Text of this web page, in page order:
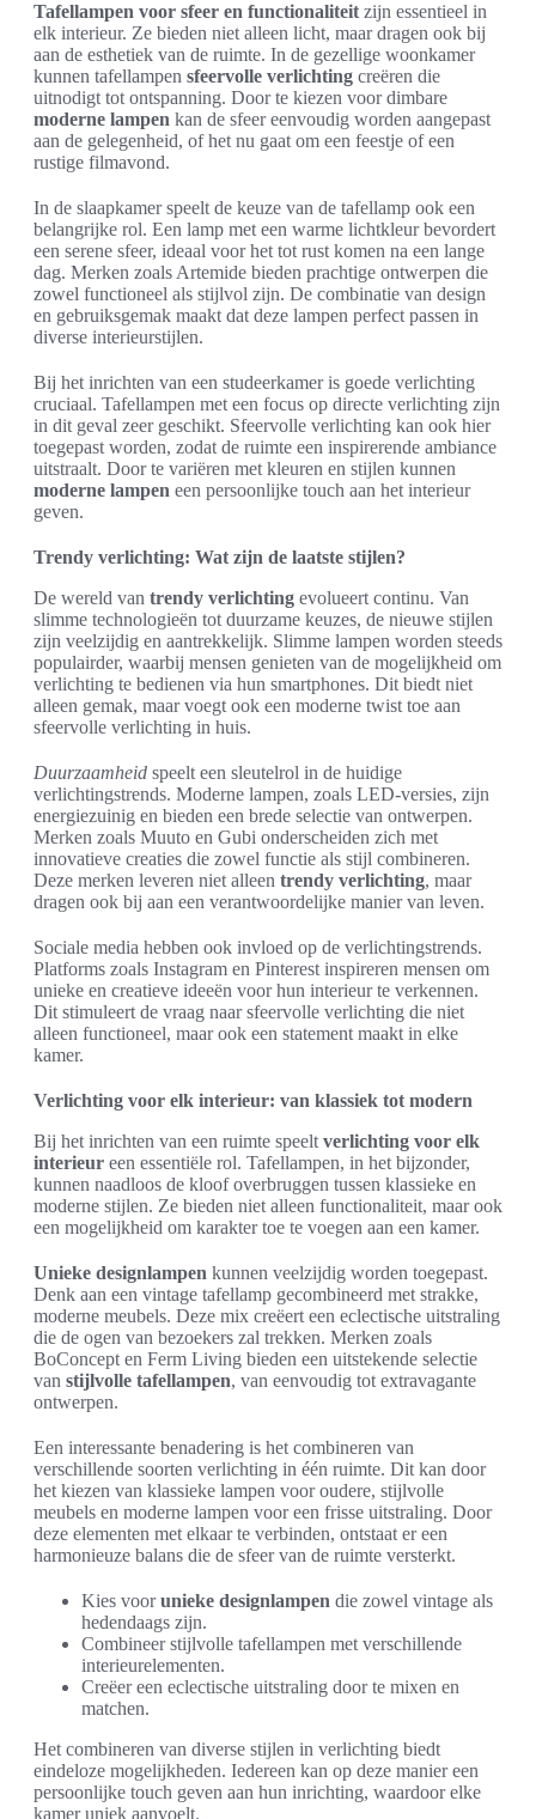
Tafellampen voor sfeer en functionaliteit zijn essentieel in
elk interieur. Ze bieden niet alleen licht, maar dragen ook bij
aan de esthetiek van de ruimte. In de gezellige woonkamer
kunnen tafellampen sfeervolle verlichting creëren die
uitnodigt tot ontspanning. Door te kiezen voor dimbare
moderne lampen kan de sfeer eenvoudig worden aangepast
aan de gelegenheid, of het nu gaat om een feestje of een
rustige filmavond.
In de slaapkamer speelt de keuze van de tafellamp ook een
belangrijke rol. Een lamp met een warme lichtkleur bevordert
een serene sfeer, ideaal voor het tot rust komen na een lange
dag. Merken zoals Artemide bieden prachtige ontwerpen die
zowel functioneel als stijlvol zijn. De combinatie van design
en gebruiksgemak maakt dat deze lampen perfect passen in
diverse interieurstijlen.
Bij het inrichten van een studeerkamer is goede verlichting
cruciaal. Tafellampen met een focus op directe verlichting zijn
in dit geval zeer geschikt. Sfeervolle verlichting kan ook hier
toegepast worden, zodat de ruimte een inspirerende ambiance
uitstraalt. Door te variëren met kleuren en stijlen kunnen
moderne lampen een persoonlijke touch aan het interieur
geven.
Trendy verlichting: Wat zijn de laatste stijlen?
De wereld van trendy verlichting evolueert continu. Van
slimme technologieën tot duurzame keuzes, de nieuwe stijlen
zijn veelzijdig en aantrekkelijk. Slimme lampen worden steeds
populairder, waarbij mensen genieten van de mogelijkheid om
verlichting te bedienen via hun smartphones. Dit biedt niet
alleen gemak, maar voegt ook een moderne twist toe aan
sfeervolle verlichting in huis.
Duurzaamheid speelt een sleutelrol in de huidige
verlichtingstrends. Moderne lampen, zoals LED-versies, zijn
energiezuinig en bieden een brede selectie van ontwerpen.
Merken zoals Muuto en Gubi onderscheiden zich met
innovatieve creaties die zowel functie als stijl combineren.
Deze merken leveren niet alleen trendy verlichting, maar
dragen ook bij aan een verantwoordelijke manier van leven.
Sociale media hebben ook invloed op de verlichtingstrends.
Platforms zoals Instagram en Pinterest inspireren mensen om
unieke en creatieve ideeën voor hun interieur te verkennen.
Dit stimuleert de vraag naar sfeervolle verlichting die niet
alleen functioneel, maar ook een statement maakt in elke
kamer.
Verlichting voor elk interieur: van klassiek tot modern
Bij het inrichten van een ruimte speelt verlichting voor elk
interieur een essentiële rol. Tafellampen, in het bijzonder,
kunnen naadloos de kloof overbruggen tussen klassieke en
moderne stijlen. Ze bieden niet alleen functionaliteit, maar ook
een mogelijkheid om karakter toe te voegen aan een kamer.
Unieke designlampen kunnen veelzijdig worden toegepast.
Denk aan een vintage tafellamp gecombineerd met strakke,
moderne meubels. Deze mix creëert een eclectische uitstraling
die de ogen van bezoekers zal trekken. Merken zoals
BoConcept en Ferm Living bieden een uitstekende selectie
van stijlvolle tafellampen, van eenvoudig tot extravagante
ontwerpen.
Een interessante benadering is het combineren van
verschillende soorten verlichting in één ruimte. Dit kan door
het kiezen van klassieke lampen voor oudere, stijlvolle
meubels en moderne lampen voor een frisse uitstraling. Door
deze elementen met elkaar te verbinden, ontstaat er een
harmonieuze balans die de sfeer van de ruimte versterkt.
Kies voorunieke designlampen die zowel vintage als
hedendaags zijn.
Combineer stijlvolle tafellampen met verschillende
interieurelementen.
Creëer een eclectische uitstraling door te mixen en
matchen.
Het combineren van diverse stijlen in verlichting biedt
eindeloze mogelijkheden. Iedereen kan op deze manier een
persoonlijke touch geven aan hun inrichting, waardoor elke
kamer uniek aanvoelt.